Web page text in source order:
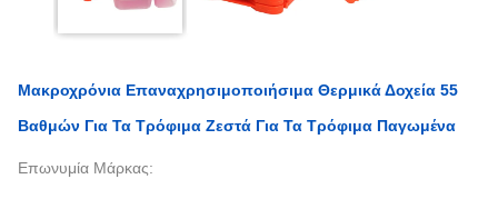
Μακροχρόνια Επαναχρησιμοποιήσιμα Θερμικά Δοχεία 55
Βαθμών Για Τα Τρόφιμα Ζεστά Για Τα Τρόφιμα Παγωμένα
Επωνυμία Μάρκας: